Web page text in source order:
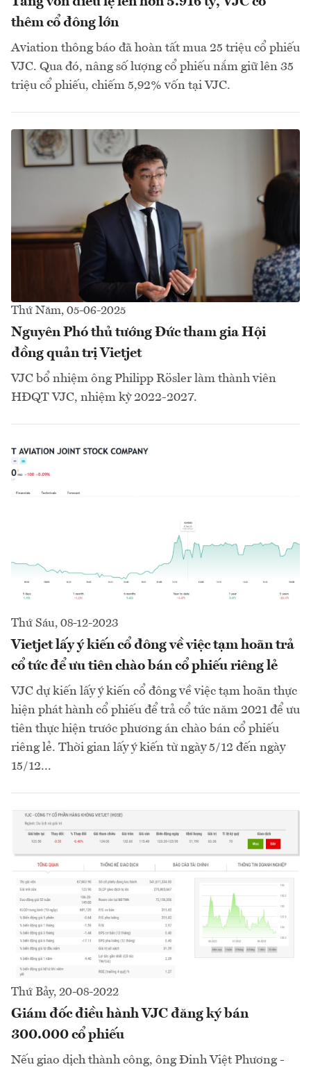
thêm cổ đông lớn
Aviation thông báo đã hoàn tất mua 25 triệu cổ phiếu
VJC. Qua đó, nâng số lượng cổ phiếu nắm giữ lên 35
triệu cổ phiếu, chiếm 5,92% vốn tại VJC.
Thứ Năm, 05-06-2025
Nguyên Phó thủ tướng Đức tham gia Hội
đồng quản trị Vietjet
VJC bổ nhiệm ông Philipp Rösler làm thành viên
HĐQT VJC, nhiệm kỳ 2022-2027.
Thứ Sáu, 08-12-2023
Vietjet lấy ý kiến cổ đông về việc tạm hoãn trả
cổ tức để ưu tiên chào bán cổ phiếu riêng lẻ
VJC dự kiến lấy ý kiến cổ đông về việc tạm hoãn thực
hiện phát hành cổ phiếu để trả cổ tức năm 2021 để ưu
tiên thực hiện trước phương án chào bán cổ phiếu
riêng lẻ. Thời gian lấy ý kiến từ ngày 5/12 đến ngày
15/12...
Thứ Bảy, 20-08-2022
Giám đốc điều hành VJC đăng ký bán
300.000 cổ phiếu
Nếu giao dịch thành công, ông Đinh Việt Phương -